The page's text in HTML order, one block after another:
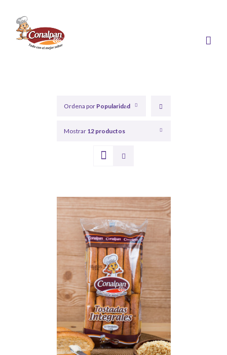
contenido
Ordena por Popularidad
Mostrar 12 productos
DETALLES